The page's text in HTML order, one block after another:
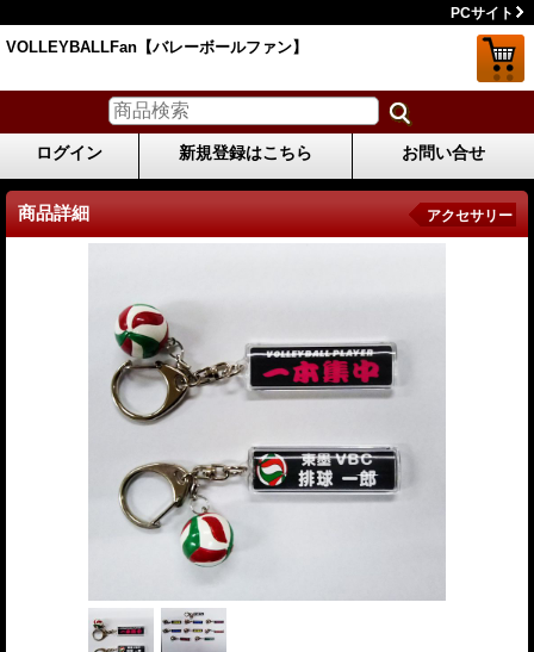
PCサイト
VOLLEYBALLFan【バレーボールファン】
ログイン 新規登録はこちら お問い合せ
商品詳細 アクセサリー